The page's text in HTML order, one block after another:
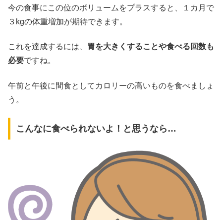
今の食事にこの位のボリュームをプラスすると、１カ月で
３kgの体重増加が期待できます。
これを達成するには、
胃を大きくすることや食べる回数も
必要ですね。
午前と午後に間食としてカロリーの高いものを食べましょ
う。
こんなに食べられないよ！と思うなら…